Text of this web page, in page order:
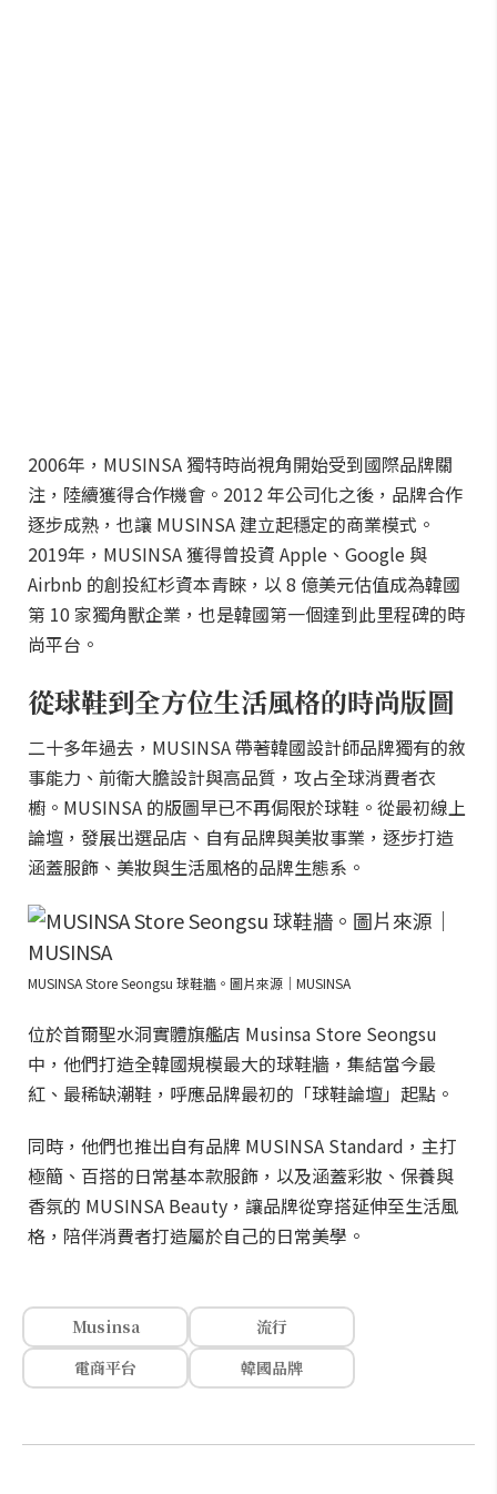
2006年，MUSINSA 獨特時尚視角開始受到國際品牌關
注，陸續獲得合作機會。2012 年公司化之後，品牌合作
逐步成熟，也讓 MUSINSA 建立起穩定的商業模式。
2019年，MUSINSA 獲得曾投資 Apple、Google 與
Airbnb 的創投紅杉資本青睞，以 8 億美元估值成為韓國
第 10 家獨角獸企業，也是韓國第一個達到此里程碑的時
尚平台。
從球鞋到全方位生活風格的時尚版圖
二十多年過去，MUSINSA 帶著韓國設計師品牌獨有的敘
事能力、前衛大膽設計與高品質，攻占全球消費者衣
櫥。MUSINSA 的版圖早已不再侷限於球鞋。從最初線上
論壇，發展出選品店、自有品牌與美妝事業，逐步打造
涵蓋服飾、美妝與生活風格的品牌生態系。
MUSINSA Store Seongsu 球鞋牆。圖片來源｜MUSINSA
位於首爾聖水洞實體旗艦店 Musinsa Store Seongsu
中，他們打造全韓國規模最大的球鞋牆，集結當今最
紅、最稀缺潮鞋，呼應品牌最初的「球鞋論壇」起點。
同時，他們也推出自有品牌 MUSINSA Standard，主打
極簡、百搭的日常基本款服飾，以及涵蓋彩妝、保養與
香氛的 MUSINSA Beauty，讓品牌從穿搭延伸至生活風
格，陪伴消費者打造屬於自己的日常美學。
Musinsa
流行
電商平台
韓國品牌